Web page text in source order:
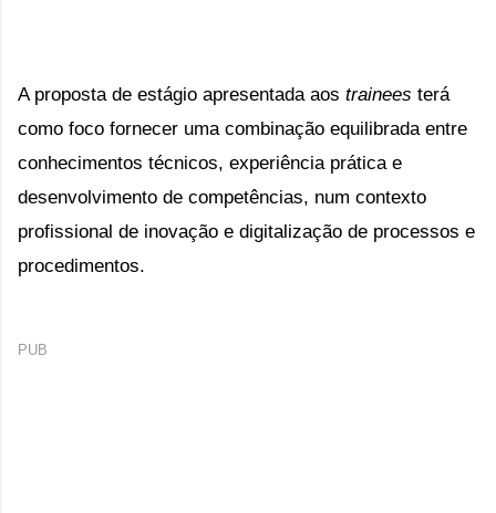
A proposta de estágio apresentada aos trainees terá
como foco fornecer uma combinação equilibrada entre
conhecimentos técnicos, experiência prática e
desenvolvimento de competências, num contexto
profissional de inovação e digitalização de processos e
procedimentos.
PUB